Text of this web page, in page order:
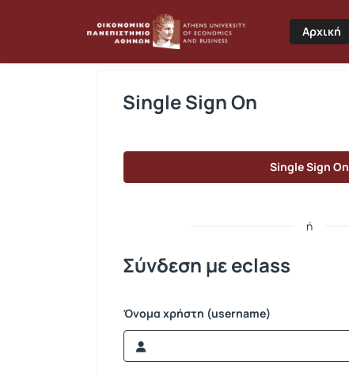
Αρχική
Σύνδεση
Single Sign On
Single Sign On
ή
Σύνδεση με eclass
Όνομα χρήστη (username)